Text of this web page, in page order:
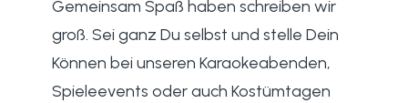
Gemeinsam Spaß haben schreiben wir
groß. Sei ganz Du selbst und stelle Dein
Können bei unseren Karaokeabenden,
Spieleevents oder auch Kostümtagen